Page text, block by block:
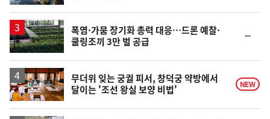
일
폭염·가뭄 장기화 총력 대응…드론 예찰·
쿨링조끼 3만 벌 공급
일
무더위 잊는 궁궐 피서, 창덕궁 약방에서
달이는 '조선 왕실 보양 비법'
NEW